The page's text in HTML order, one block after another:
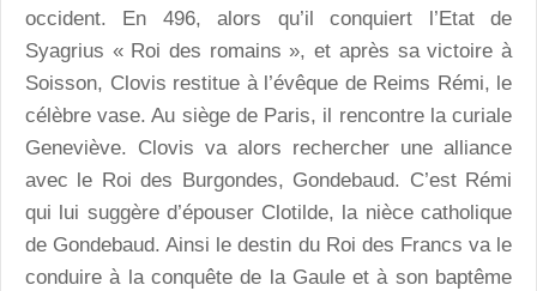
occident. En 496, alors qu’il conquiert l’Etat de
Syagrius « Roi des romains », et après sa victoire à
Soisson, Clovis restitue à l’évêque de Reims Rémi, le
célèbre vase. Au siège de Paris, il rencontre la curiale
Geneviève. Clovis va alors rechercher une alliance
avec le Roi des Burgondes, Gondebaud. C’est Rémi
qui lui suggère d’épouser Clotilde, la nièce catholique
de Gondebaud. Ainsi le destin du Roi des Francs va le
conduire à la conquête de la Gaule et à son baptême